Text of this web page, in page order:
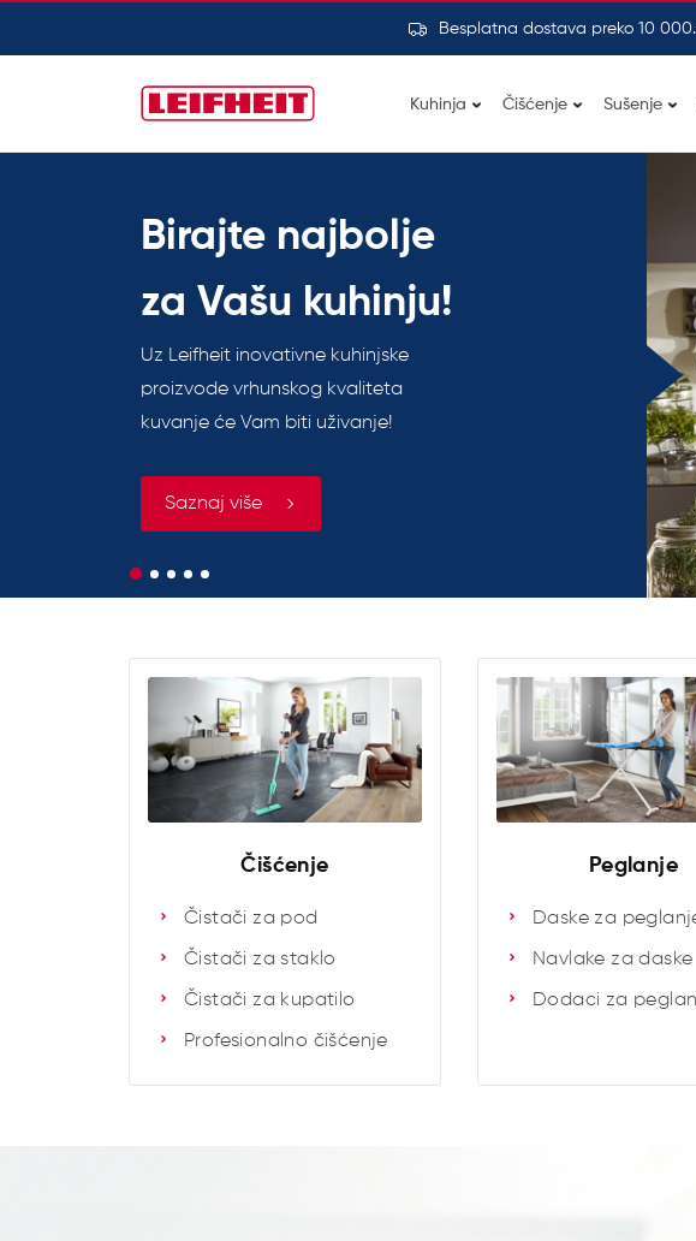
Besplatna dostava preko 10
Kuhinja Čišćenje Sušenje
Birajte najbolje
za Vašu kuhinju!
Uz Leifheit inovativne kuhinjske
proizvode vrhunskog kvaliteta
kuvanje će Vam biti uživanje!
Saznaj više
Čišćenje
Čistači za pod
Čistači za staklo
Čistači za kupatilo
Profesionalno čišćenje
Peglanje
Daske za
Navlake za daske
Dodaci za